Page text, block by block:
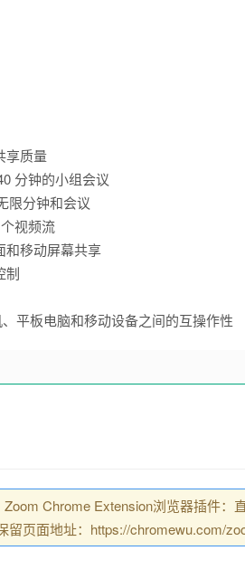
享质量
分钟的小组会议
限分钟和会议
视频流
和移动屏幕共享
制
平板电脑和移动设备之间的互操作性
Chrome Extension浏览器插件：
留页面地址：https://chromewu.com/